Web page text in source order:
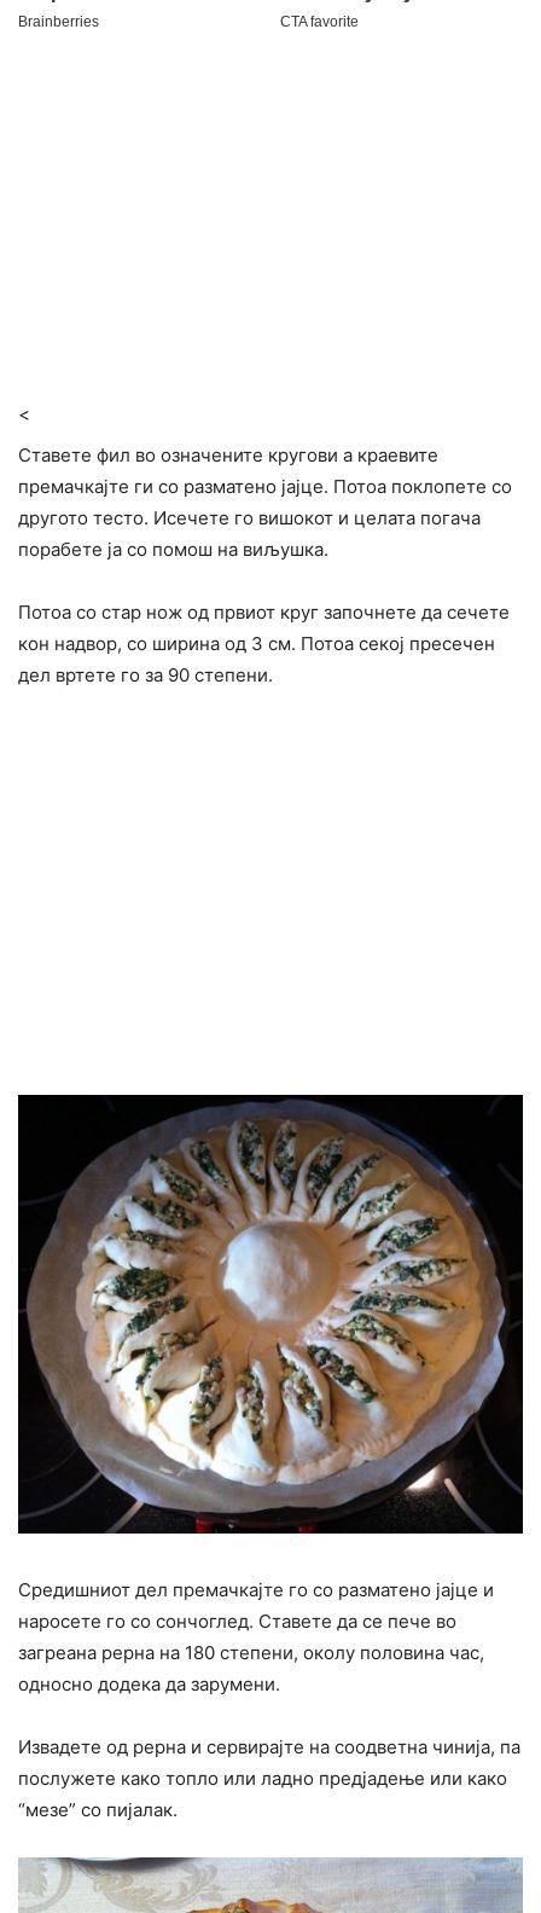
<
Ставете фил во означените кругови а краевите
премачкајте ги со разматено јајце. Потоа поклопете со
другото тесто. Исечете го вишокот и целата погача
порабете ја со помош на виљушка.
Потоа со стар нож од првиот круг започнете да сечете
кон надвор, со ширина од 3 см. Потоа секој пресечен
дел вртете го за 90 степени.
Средишниот дел премачкајте го со разматено јајце и
наросете го со сончоглед. Ставете да се пече во
загреана рерна на 180 степени, околу половина час,
односно додека да зарумени.
Извадете од рерна и сервирајте на соодветна чинија, па
послужете како топло или ладно предјадење или како
“мезе” со пијалак.